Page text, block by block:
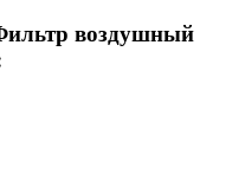
воздушный